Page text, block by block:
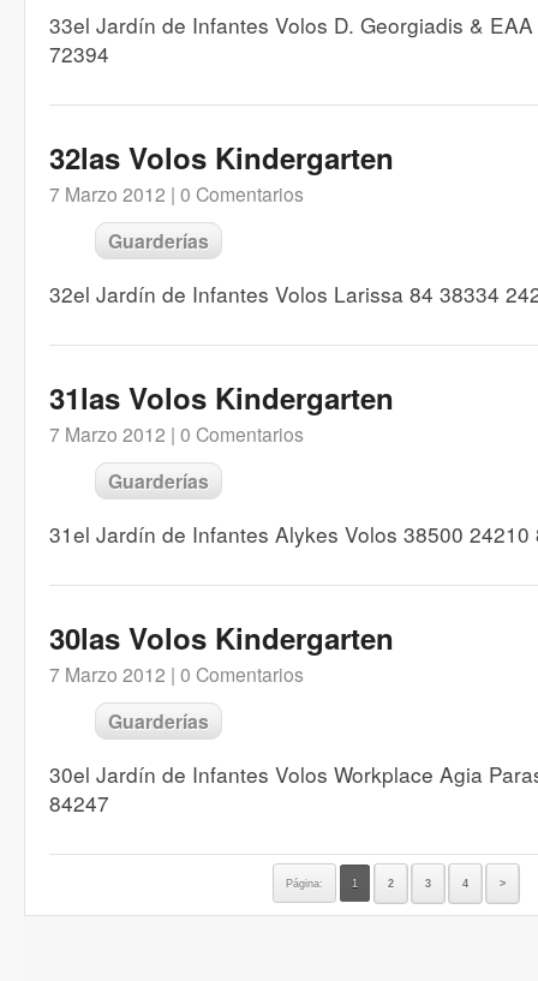
33el Jardín de Infantes Volos D. Georgiadis &
72394
32las Volos Kindergarten
7 Marzo 2012 | 0 Comentarios
Guarderías
32el Jardín de Infantes Volos Larissa 84 38334
31las Volos Kindergarten
7 Marzo 2012 | 0 Comentarios
Guarderías
31el Jardín de Infantes Alykes Volos 38500 24210
30las Volos Kindergarten
7 Marzo 2012 | 0 Comentarios
Guarderías
30el Jardín de Infantes Volos Workplace Agia
84247
Página: 1 2 3 4 >